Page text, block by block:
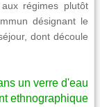
régimes plutôt
désignant le
dont découle
un verre d'eau
ethnographique